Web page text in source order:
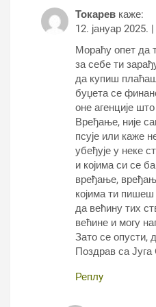
Токарев каже:
12. јануар 2025.
Мораћу опет да
за себе ти
да купиш
буџета се
оне агенције
Вређање, није
псује или каже
убеђује у неке
и којима си се
вређање,
којима ти
да већину тих
већине и могу
Зато се опусти,
Поздрав са Југа
Реплy